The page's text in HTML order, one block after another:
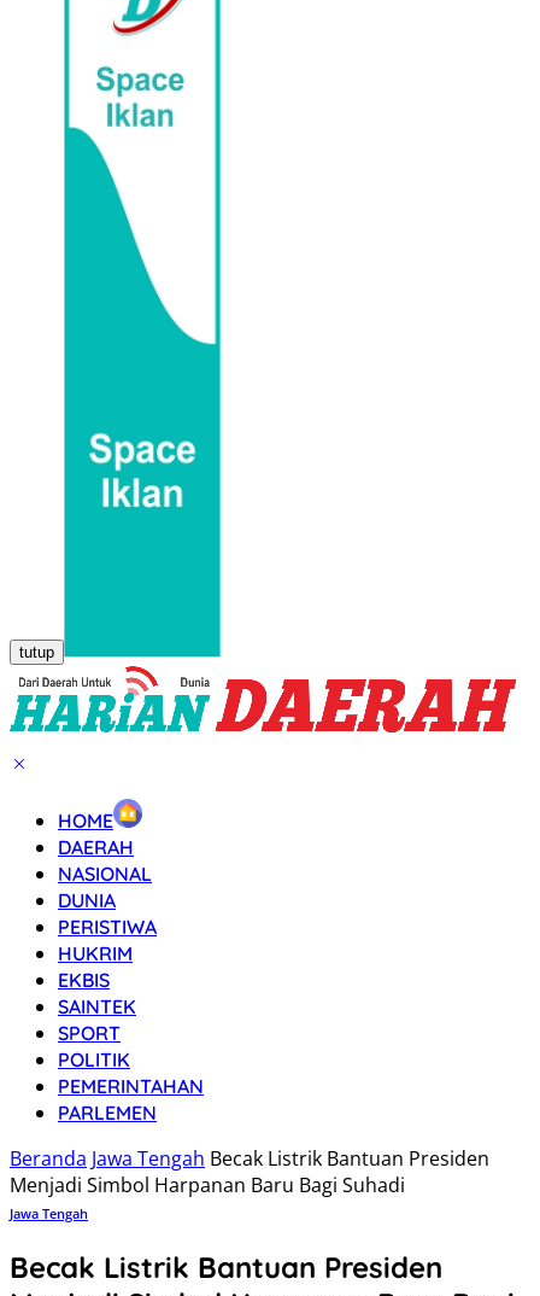
tutup
HOME
DAERAH
NASIONAL
DUNIA
PERISTIWA
HUKRIM
EKBIS
SAINTEK
SPORT
POLITIK
PEMERINTAHAN
PARLEMEN
Beranda Jawa Tengah Becak Listrik Bantuan Presiden
Menjadi Simbol Harpanan Baru Bagi Suhadi
Jawa Tengah
Becak Listrik Bantuan Presiden